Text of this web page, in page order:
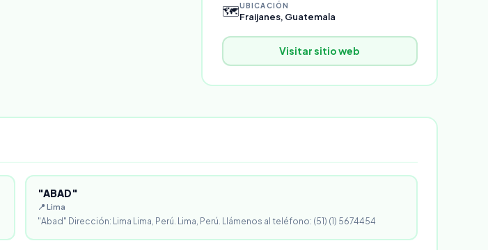
🗺️UBICACIÓN
Fraijanes, Guatemala
Visitar sitio web
"ABAD"
📍 Lima
"Abad" Dirección: Lima Lima, Perú. Lima, Perú. Llámenos al teléfono: (51) (1) 5674454